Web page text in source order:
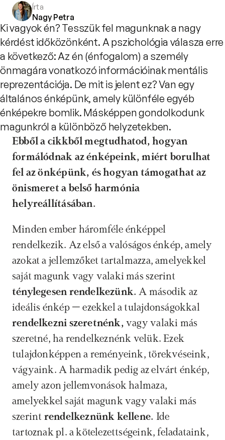
Írta
Nagy Petra
Ki vagyok én? Tesszük fel magunknak a nagy
kérdést időközönként. A pszichológia válasza erre
a következő: Az én (énfogalom) a személy
önmagára vonatkozó információinak mentális
reprezentációja. De mit is jelent ez? Van egy
általános énképünk, amely különféle egyéb
énképekre bomlik. Másképpen gondolkodunk
magunkról a különböző helyzetekben.
Ebből a cikkből megtudhatod, hogyan
formálódnak az énképeink, miért borulhat
fel az önképünk, és hogyan támogathat az
önismeret a belső harmónia
helyreállításában.
Minden ember háromféle énképpel
rendelkezik. Az első a valóságos énkép, amely
azokat a jellemzőket tartalmazza, amelyekkel
ténylegesen rendelkezünk. A második az
ideális énkép – ezekkel a tulajdonságokkal
rendelkezni szeretnénk, vagy valaki más
szeretné, ha rendelkeznénk velük. Ezek
tulajdonképpen a reményeink, törekvéseink,
vágyaink. A harmadik pedig az elvárt énkép,
amely azon jellemvonások halmaza,
amelyekkel saját magunk vagy valaki más
szerint rendelkeznünk kellene. Ide
tartoznak pl. a kötelezettségeink, feladataink,